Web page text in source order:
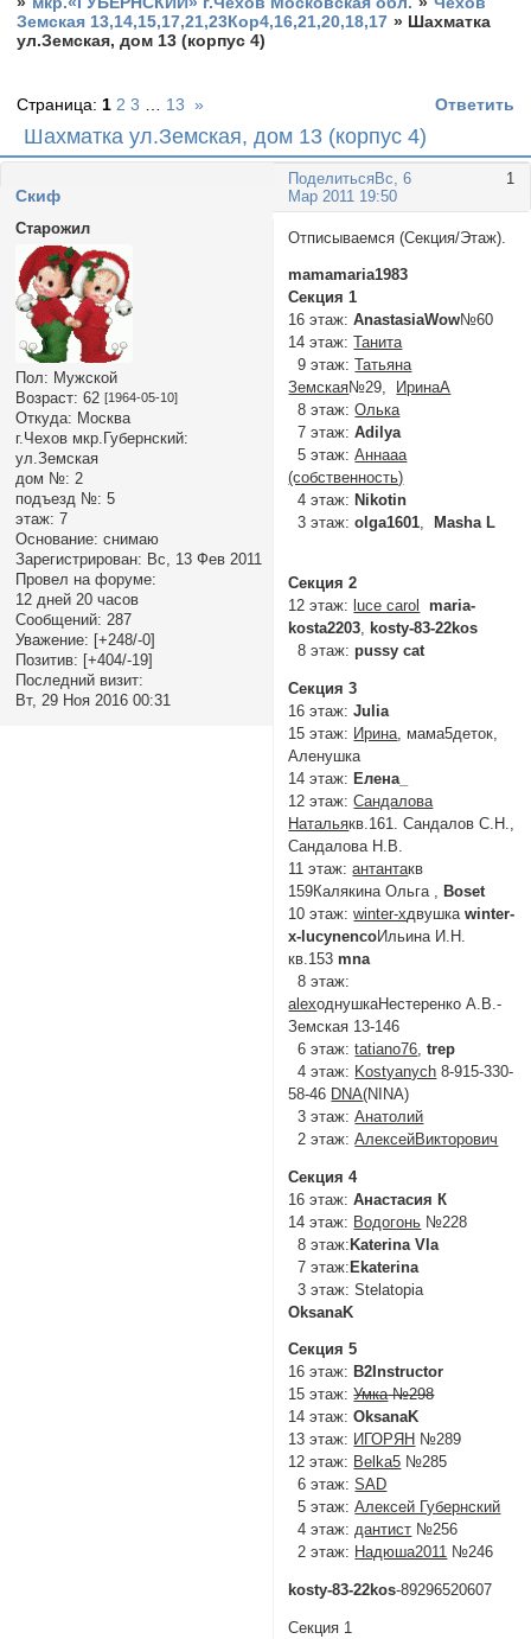
Земская 13,14,15,17,21,23Кор4,16,21,20,18,17 » Шахматка
ул.Земская, дом 13 (корпус 4)
Шахматка ул.Земская, дом 13 (корпус 4)
Страница: 1 2 3 13 » Ответить
Поделиться 1
Вс, 6
Мар 2011 19:50
Cкиф
Старожил
Пол: Мужской
Возраст: 62 [1964-05-10]
Откуда: Москва
г.Чехов мкр.Губернский:
ул.Земская
дом №: 2
подъезд №: 5
этаж: 7
Основание: снимаю
Зарегистрирован: Вс, 13 Фев 2011
Провел на форуме:
12 дней 20 часов
Сообщений: 287
Уважение: [+248/-0]
Позитив: [+404/-19]
Последний визит:
Вт, 29 Ноя 2016 00:31
Отписываемся (Секция/Этаж).
mamamaria1983
Секция 1
16 этаж:AnastasiaWow№60
14 этаж:Танита
9 этаж:Татьяна
Земская№29,
ИринаA
8 этаж:Олька
7 этаж:Adilya
5 этаж:Аннааа
(собственность)
4 этаж: Nikotin
3 этаж:olga1601, Masha L
Секция 2
12 этаж: luce carol
maria-
kosta2203, kosty-83-22kos
8 этаж:pussy cat
Секция 3
16 этаж:Julia
15 этаж: Иринa , мама5деток,
Аленушка
14 этаж: Елена_
12 этаж:Сандалова
Натальякв.161. Сандалов С.Н.,
Сандалова Н.В.
11 этаж:антантакв
159Калякина Ольга ,
Boset
10 этаж:winter-xдвушкаwinter-
x-lucynencoИльина И.Н.
кв.153mna
8 этаж:
alexоднушкаНестеренко А.В.-
Земская 13-146
6 этаж:tatiano76 ,trep
4 этаж: Kostyanych 8-915-330-
58-46 DNA(NINA)
3 этаж:Анатолий
2 этаж:АлексейВикторович
Секция 4
16 этаж:Анастасия К
14 этаж: Водогонь №228
8 этаж:Katerina Vla
7 этаж:Ekaterina
3 этаж: Stelatopia
OksanaK
Секция 5
16 этаж: B2Instructоr
15 этаж:Умка№298
14 этаж:OksanaK
13 этаж: ИГОРЯН №289
12 этаж: Belka5 №285
6 этаж:SAD
5 этаж:Алексей Губернский
4 этаж:дантист №256
2 этаж: Надюша2011 №246
kosty-83-22kos-89296520607
Секция 1